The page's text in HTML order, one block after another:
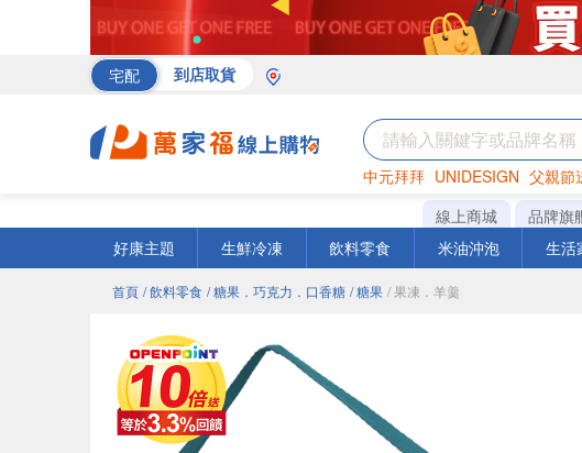
宅配 到店取貨
中元拜拜 UNIDESIGN 父親節
巧克力 罐頭 衛生紙
線上商城 品牌旗
好康主題
生鮮冷凍 飲料零食 米油沖泡 生活
首頁 / 飲料零食 / 糖果．巧克力．口香糖 / 糖果 / 果凍．羊羹